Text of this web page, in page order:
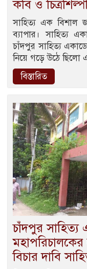
কবি ও
সাহিত্য এক বিশাল
ব্যাপার। সাহিত্য
চাঁদপুর সাহিত্য
নিয়ে গড়ে উঠে ছিলো
বিস্তারিত
চাঁদপুর সাহিত্য
মহাপরিচালকের
বিচার দাবি